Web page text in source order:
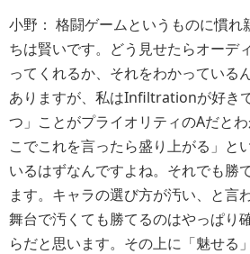
小野： 格闘ゲームというものに慣れ
ちは賢いです。どう見せたらオーデ
ってくれるか、それをわかっている
ありますが、私はInfiltrationが好き
つ」ことがプライオリティのAだと
こでこれを言ったら盛り上がる」と
いるはずなんですよね。それでも勝
ます。キャラの選び方が汚い、と言
舞台で汚くても勝てるのはやっぱり
らだと思います。その上に「魅せる